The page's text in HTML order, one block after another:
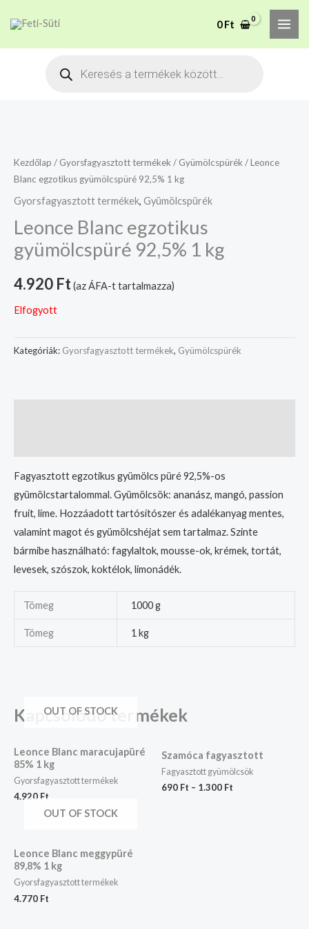
content
0Ft
Products
Kezdőlap / Gyorsfagyasztott termékek / Gyümölcspürék / Leonce
Blanc egzotikus gyümölcspüré 92,5% 1 kg
Gyorsfagyasztott termékek, Gyümölcspürék
Leonce Blanc egzotikus
gyümölcspüré 92,5% 1 kg
4.920 Ft(az ÁFA-t tartalmazza)
Elfogyott
Kategóriák: Gyorsfagyasztott termékek, Gyümölcspürék
Fagyasztott egzotikus gyümölcs püré 92,5%-os
gyümölcstartalommal. Gyümölcsök: ananász, mangó, passion
fruit, lime. Hozzáadott tartósítószer és adalékanyag mentes,
valamint magot és gyümölcshéjat sem tartalmaz. Szinte
bármibe használható: fagylaltok, mousse-ok, krémek, tortát,
levesek, szószok, koktélok, limonádék.
Tömeg 1000 g
Tömeg 1 kg
Kapcsolódó termékek
OUT OF STOCK
Leonce Blanc maracujapüré
85% 1 kg
Gyorsfagyasztott termékek
4.920 Ft
Szamóca fagyasztott
Fagyasztott gyümölcsök
690 Ft – 1.300 Ft
OUT OF STOCK
Leonce Blanc meggypüré
89,8% 1 kg
Gyorsfagyasztott termékek
4.770 Ft
A mélyhűtött termékeket
csakis saját felelősségre
Megértettem